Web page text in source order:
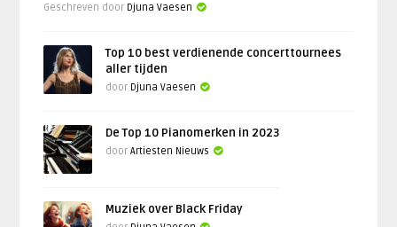
Geschreven door Djuna Vaesen
Top 10 best verdienende concerttournees
aller tijden
door Djuna Vaesen
De Top 10 Pianomerken in 2023
doorArtiesten Nieuws
Muziek over Black Friday